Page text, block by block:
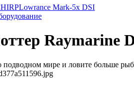
Lowrance Mark-5x DSI
Raymarine
подводном мире и ловите больше